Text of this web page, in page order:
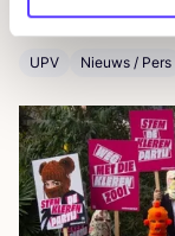
De data
UPV Nieuws / Pers